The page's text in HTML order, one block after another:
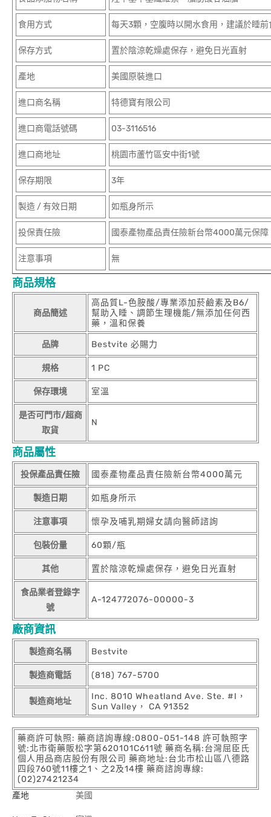
食用方式 每天3顆，空腹時以開水食用，建議於睡前
保存方式 置於陰涼乾燥處保存，避免日光直射
產地 美國原裝進口
進口商名稱 特德寶有限公司
進口商電話號碼 03-3116516
進口商地址 桃園市蘆竹區安中街1號
保存期限 3年
製造 / 有效日期 如瓶身所示
投保責任險 國泰產物產品責任險新台幣4000萬元保障
注意事項 無
商品規格
商品簡述
高品質L-色胺酸/專業添加菸鹼素及B6/
幫助入睡、調節生理機能/無添加任何西
藥，溫和保養
品牌 Bestvite 必賜力
規格 1 PC
保存環境 室溫
是否可門市/超商
取貨
N
商品屬性
投保產品責任險 國泰產物產品責任險新台幣4000萬元
製造日期 如瓶身所示
注意事項 懷孕及哺乳期婦女請向醫師諮詢
包裝份量 60顆/瓶
其他 置於陰涼乾燥處保存，避免日光直射
食品業者登錄字
號
A-124772076-00000-3
廠商資訊
製造商名稱 Bestvite
製造商電話 (818) 767-5700
製造商地址
Inc. 8010 Wheatland Ave. Ste. #I，
Sun Valley， CA 91352
藥商許可執照: 藥商諮詢專線:0800-051-148 許可執照字
號:北市衛藥販松字第620101C611號 藥商名稱:台灣屈臣氏
個人用品商店股份有限公司 藥商地址:台北市松山區八德路
四段760號11樓之1、之2及14樓 藥商諮詢專線:
(02)27421234
產地
美國